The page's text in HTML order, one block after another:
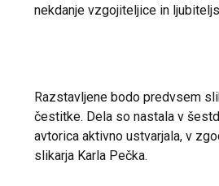
nekdanje vzgojiteljice in
Razstavljene bodo predvsem
čestitke. Dela so nastala v
avtorica aktivno ustvarjala, v
slikarja Karla Pečka.